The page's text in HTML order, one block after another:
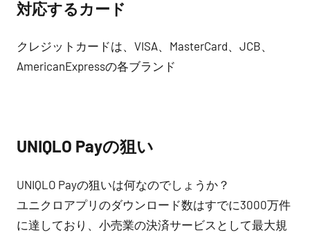
対応するカード
クレジットカードは、VISA、MasterCard、JCB、
AmericanExpressの各ブランド
UNIQLO Payの狙い
UNIQLO Payの狙いは何なのでしょうか？
ユニクロアプリのダウンロード数はすでに3000万件
に達しており、小売業の決済サービスとして最大規